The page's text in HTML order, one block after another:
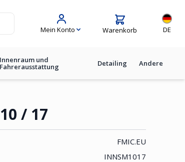
Mein Konto Warenkorb
Sprache
DE
Innenraum und
Fahrerausstattung Detailing Andere
/ 17
FMIC.EU
INNSM1017